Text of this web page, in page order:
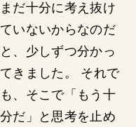
まだ十分に考え抜け
ていないからなのだ
と、少しずつ分かっ
てきました。 それで
も、そこで「もう十
分だ」と思考を止め